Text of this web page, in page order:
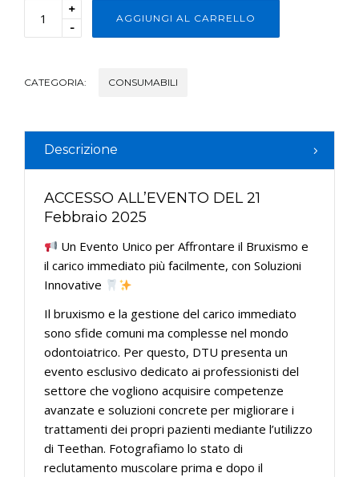
+
-
AGGIUNGI AL CARRELLO
CATEGORIA: CONSUMABILI
Descrizione
ACCESSO ALL’EVENTO DEL 21
Febbraio 2025
Un Evento Unico per Affrontare il Bruxismo e
il carico immediato più facilmente, con Soluzioni
Innovative
Il bruxismo e la gestione del carico immediato
sono sfide comuni ma complesse nel mondo
odontoiatrico. Per questo, DTU presenta un
evento esclusivo dedicato ai professionisti del
settore che vogliono acquisire competenze
avanzate e soluzioni concrete per migliorare i
trattamenti dei propri pazienti mediante l’utilizzo
di Teethan. Fotografiamo lo stato di
reclutamento muscolare prima e dopo il